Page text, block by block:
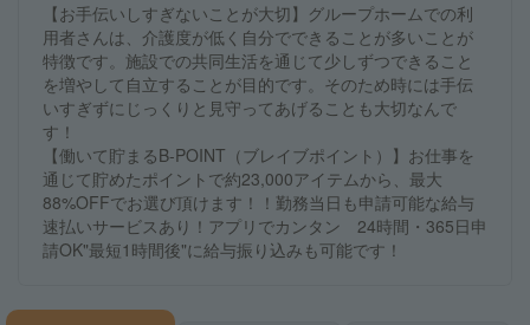
【お手伝いしすぎないことが大切】グループホームでの利
用者さんは、介護度が低く自分でできることが多いことが
特徴です。施設での共同生活を通じて少しずつできること
を増やして自立することが目的です。そのため時には手伝
いすぎずにじっくりと見守ってあげることも大切なんで
す！
【働いて貯まるB-POINT（ブレイブポイント）】お仕事を
通じて貯めたポイントで約23,000アイテムから、最大
88%OFFでお選び頂けます！！勤務当日も申請可能な給与
速払いサービスあり！アプリでカンタン 24時間・365日申
請OK"最短1時間後"に給与振り込みも可能です！